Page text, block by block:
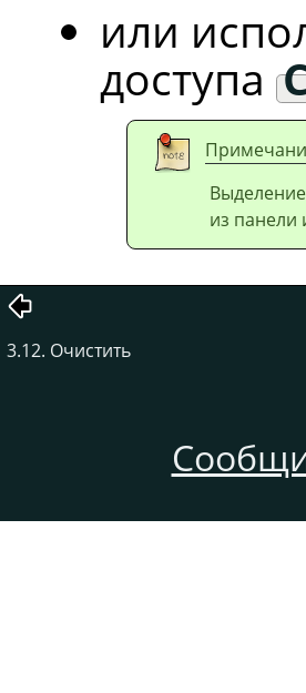
или
доступа
из панели
3.12. Очистить